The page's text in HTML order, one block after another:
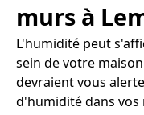
murs à
L'humidité peut
sein de votre
devraient vous
d'humidité dans vos